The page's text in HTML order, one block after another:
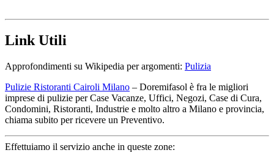
Link Utili
Approfondimenti su Wikipedia per argomenti: Pulizia
Pulizie Ristoranti Cairoli Milano – Doremifasol è fra le migliori
imprese di pulizie per Case Vacanze, Uffici, Negozi, Case di Cura,
Condomini, Ristoranti, Industrie e molto altro a Milano e provincia,
chiama subito per ricevere un Preventivo.
Effettuiamo il servizio anche in queste zone: